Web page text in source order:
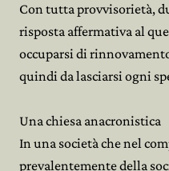
Con tutta provvisorietà,
risposta affermativa al
occuparsi di
quindi da lasciarsi ogni
Una chiesa anacronistica
In una società che nel
prevalentemente della